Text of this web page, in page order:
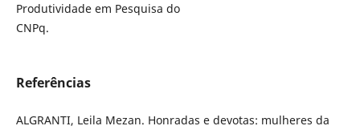
Produtividade em Pesquisa do
CNPq.
Referências
ALGRANTI, Leila Mezan. Honradas e devotas: mulheres da